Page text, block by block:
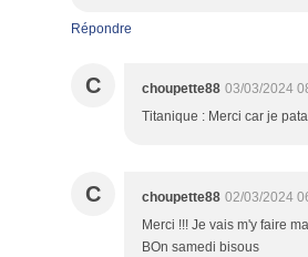
Répondre
C choupette88 03/03/2024
Titanique : Merci car je
C choupette88 02/03/2024
Merci !!! Je vais m'y faire
BOn samedi bisous